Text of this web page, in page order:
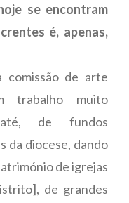
se encontram
é, apenas,
comissão de arte
trabalho muito
de fundos
da diocese, dando
de igrejas
de grandes